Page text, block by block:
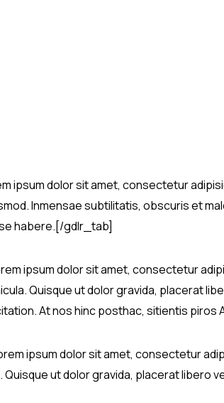
ipsum dolor sit amet, consectetur
Inmensae subtilitatis, obscuris et
habere.[/gdlr_tab]
ipsum dolor sit amet, consectetur
Quisque ut dolor gravida, placerat
At nos hinc posthac, sitientis
ipsum dolor sit amet, consectetur
ut dolor gravida, placerat libero